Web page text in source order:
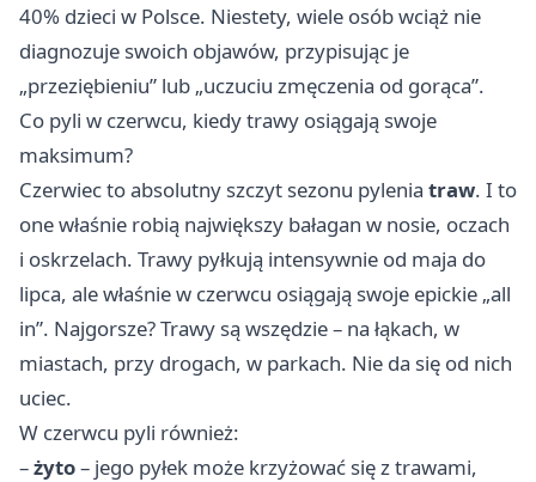
40% dzieci w Polsce. Niestety, wiele osób wciąż nie
diagnozuje swoich objawów, przypisując je
„przeziębieniu” lub „uczuciu zmęczenia od gorąca”.
Co pyli w czerwcu, kiedy trawy osiągają swoje
maksimum?
Czerwiec to absolutny szczyt sezonu pylenia traw. I to
one właśnie robią największy bałagan w nosie, oczach
i oskrzelach. Trawy pyłkują intensywnie od maja do
lipca, ale właśnie w czerwcu osiągają swoje epickie „all
in”. Najgorsze? Trawy są wszędzie – na łąkach, w
miastach, przy drogach, w parkach. Nie da się od nich
uciec.
W czerwcu pyli również:
–żyto– jego pyłek może krzyżować się z trawami,